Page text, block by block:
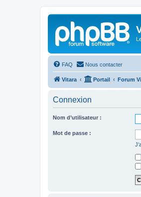
FAQ Nous contacter
Vitara Portail Forum
Connexion
Nom d’utilisateur :
Mot de passe :